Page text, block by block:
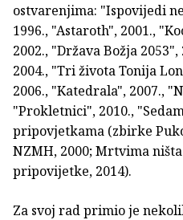
ostvarenjima: "Ispovijedi
1996., "Astaroth", 2001.,
2002., "Država Božja
2004., "Tri života Tonija
2006., "Katedrala", 2007.,
"Prokletnici", 2010.,
pripovjetkama (zbirke
NZMH, 2000; Mrtvima
pripovijetke, 2014).
Za svoj rad primio je